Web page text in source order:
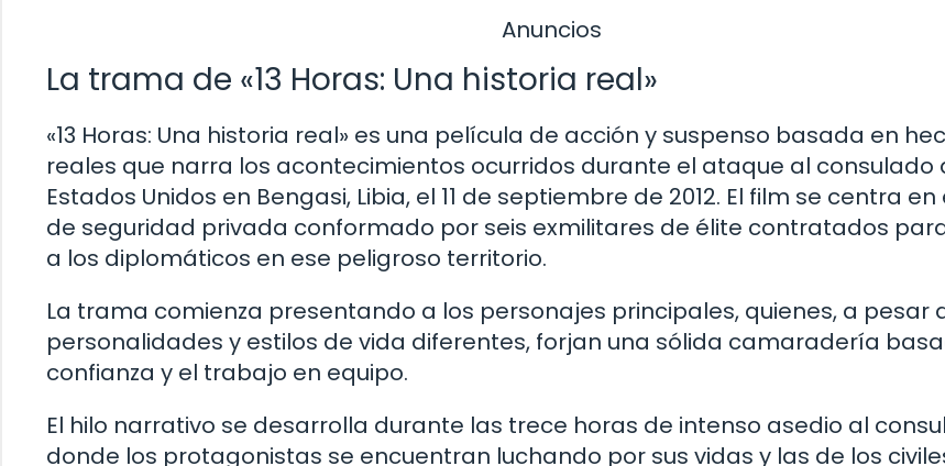
Anuncios
La trama de «13 Horas: Una historia real»
«13 Horas: Una historia real» es una película de acción y suspenso basada en
reales que narra los acontecimientos ocurridos durante el ataque al consulado
Estados Unidos en Bengasi, Libia, el 11 de septiembre de 2012. El film se centra
de seguridad privada conformado por seis exmilitares de élite contratados
a los diplomáticos en ese peligroso territorio.
La trama comienza presentando a los personajes principales, quienes, a pesar
personalidades y estilos de vida diferentes, forjan una sólida camaradería
confianza y el trabajo en equipo.
El hilo narrativo se desarrolla durante las trece horas de intenso asedio al
donde los protagonistas se encuentran luchando por sus vidas y las de los